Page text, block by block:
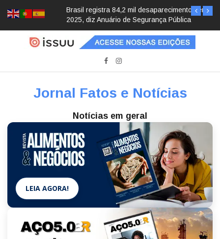
Brasil registra 84,2 mil desaparecimentos em
2025, diz Anuário de Segurança Pública
Jornal Fatos e Notícias
Notícias em geral
LEIA AGORA!